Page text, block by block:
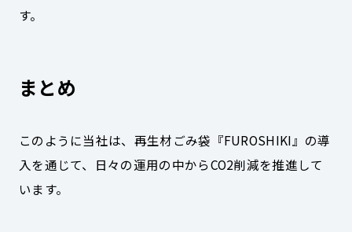
す。
まとめ
このように当社は、再生材ごみ袋『FUROSHIKI』の導
入を通じて、日々の運用の中からCO2削減を推進して
います。